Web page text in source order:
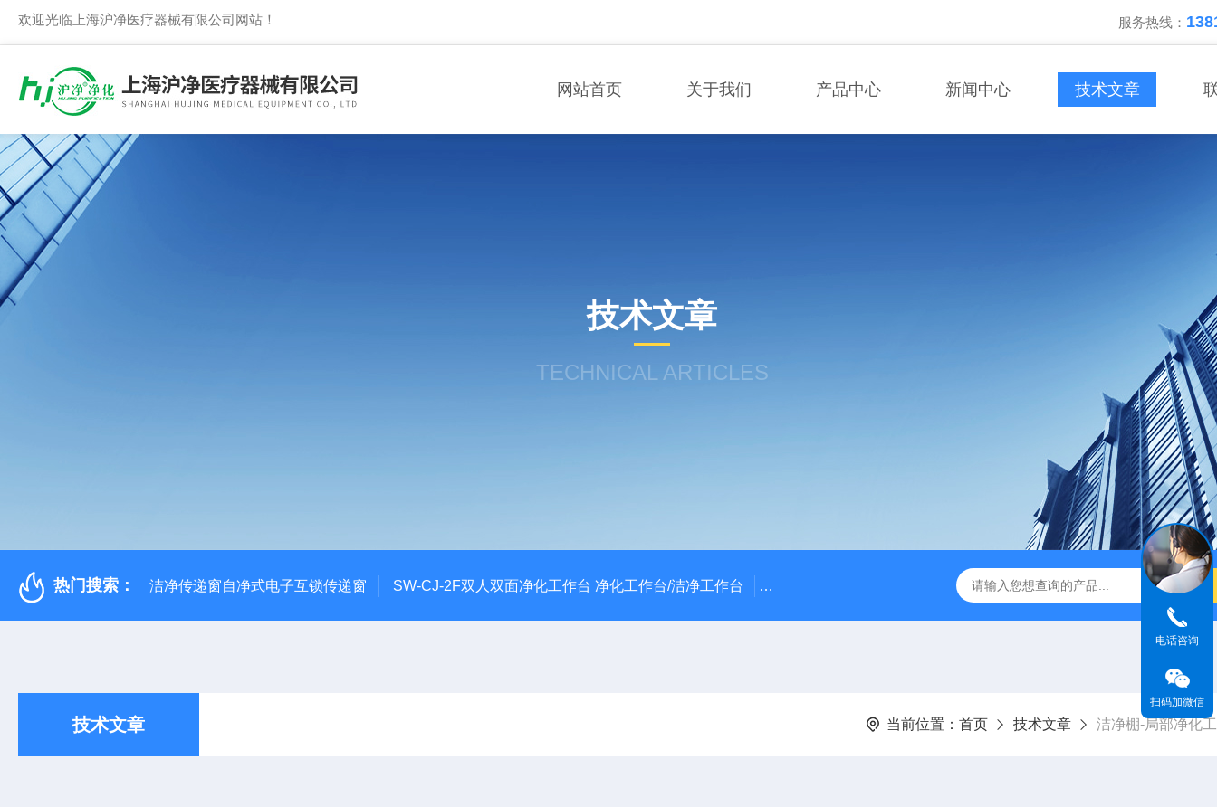
欢迎光临上海沪净医疗器械有限公司网站！ 服务热线：
网站首页 关于我们 产品中心 新闻中心 技术文章
技术文章
TECHNICAL ARTICLES
热门搜索： 洁净传递窗自净式电子互锁传递窗 SW-CJ-2F双人双面净化工作台 净化工作台/洁净工作台 FLY-1型风量仪 BHC-1300IIA/B3生物安全柜哪家好 SW-CJ-
技术文章 当前位置： 首页 技术文章 洁净棚-局部净化
电话咨询
扫码加微信